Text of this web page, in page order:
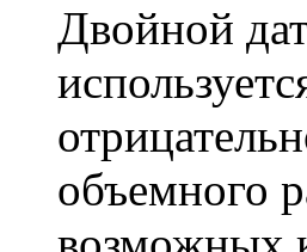
Двойной
объемного